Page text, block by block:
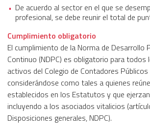
De acuerdo al sector en el que se
profesional, se debe reunir el total de
Cumplimiento obligatorio
El cumplimiento de la Norma de Desarrollo
Continuo (NDPC) es obligatorio para todos
activos del Colegio de Contadores
considerándose como tales a quienes
establecidos en los Estatutos y que
incluyendo a los asociados vitalicios
Disposiciones generales, NDPC).